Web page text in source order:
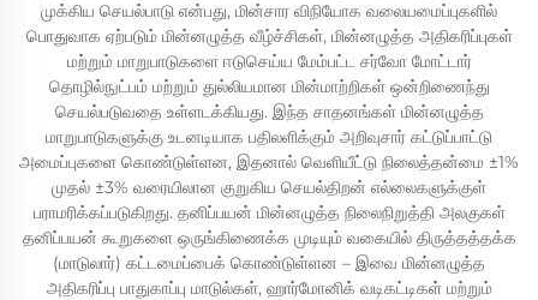
முக்கிய செயல்பாடு என்பது, மின்சார விநியோக வலையமைப்புகளில்
பொதுவாக ஏற்படும் மின்னழுத்த வீழ்ச்சிகள், மின்னழுத்த அதிகரிப்புகள்
மற்றும் மாறுபாடுகளை ஈடுசெய்ய மேம்பட்ட சர்வோ மோட்டார்
தொழில்நுட்பம் மற்றும் துல்லியமான மின்மாற்றிகள் ஒன்றிணைந்து
செயல்படுவதை உள்ளடக்கியது. இந்த சாதனங்கள் மின்னழுத்த
மாறுபாடுகளுக்கு உடனடியாக பதிலளிக்கும் அறிவுசார் கட்டுப்பாட்டு
அமைப்புகளை கொண்டுள்ளன, இதனால் வெளியீட்டு நிலைத்தன்மை ±1%
முதல் ±3% வரையிலான குறுகிய செயல்திறன் எல்லைகளுக்குள்
பராமரிக்கப்படுகிறது. தனிப்பயன் மின்னழுத்த நிலைநிறுத்தி அலகுகள்
தனிப்பயன் கூறுகளை ஒருங்கிணைக்க முடியும் வகையில் திருத்தத்தக்க
(மாடுலார்) கட்டமைப்பைக் கொண்டுள்ளன – இவை மின்னழுத்த
அதிகரிப்பு பாதுகாப்பு மாடுல்கள், ஹார்மோனிக் வடிகட்டிகள் மற்றும்